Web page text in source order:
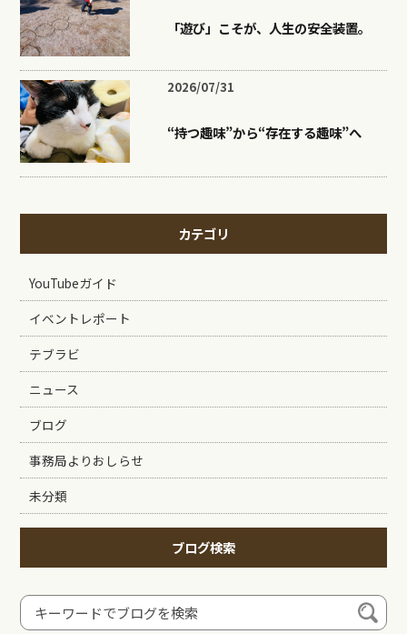
「遊び」こそが、人生の安全装置。
2026/07/31
“持つ趣味”から“存在する趣味”へ
カテゴリ
YouTubeガイド
イベントレポート
テブラビ
ニュース
ブログ
事務局よりおしらせ
未分類
ブログ検索